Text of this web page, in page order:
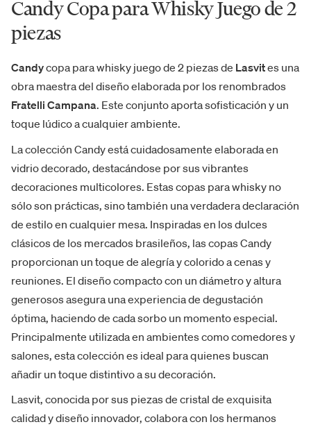
Candy Copa para Whisky Juego de 2
piezas
Candycopa para whisky juego de 2 piezas de Lasvites una
obra maestra del diseño elaborada por los renombrados
Fratelli Campana. Este conjunto aporta sofisticación y un
toque lúdico a cualquier ambiente.
La colección Candy está cuidadosamente elaborada en
vidrio decorado, destacándose por sus vibrantes
decoraciones multicolores. Estas copas para whisky no
sólo son prácticas, sino también una verdadera declaración
de estilo en cualquier mesa. Inspiradas en los dulces
clásicos de los mercados brasileños, las copas Candy
proporcionan un toque de alegría y colorido a cenas y
reuniones. El diseño compacto con un diámetro y altura
generosos asegura una experiencia de degustación
óptima, haciendo de cada sorbo un momento especial.
Principalmente utilizada en ambientes como comedores y
salones, esta colección es ideal para quienes buscan
añadir un toque distintivo a su decoración.
Lasvit, conocida por sus piezas de cristal de exquisita
calidad y diseño innovador, colabora con los hermanos